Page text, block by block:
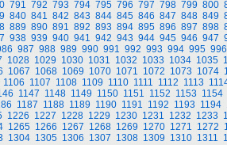
791 792 793 794 795 796 797 798 799 800
840 841 842 843 844 845 846 847 848 849
889 890 891 892 893 894 895 896 897 898
938 939 940 941 942 943 944 945 946 947
987 988 989 990 991 992 993 994 995 996
1028 1029 1030 1031 1032 1033 1034 1035
1067 1068 1069 1070 1071 1072 1073 1074
1106 1107 1108 1109 1110 1111 1112 1113
1147 1148 1149 1150 1151 1152 1153 1154
1187 1188 1189 1190 1191 1192 1193 1194
1226 1227 1228 1229 1230 1231 1232 1233
1265 1266 1267 1268 1269 1270 1271 1272
1304 1305 1306 1307 1308 1309 1310 1311